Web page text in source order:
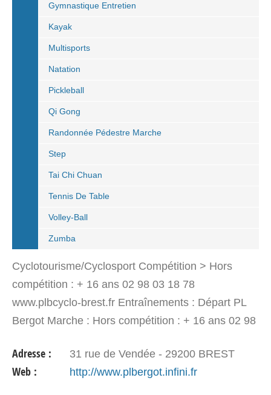
Gymnastique Entretien
Kayak
Multisports
Natation
Pickleball
Qi Gong
Randonnée Pédestre Marche
Step
Tai Chi Chuan
Tennis De Table
Volley-Ball
Zumba
Cyclotourisme/Cyclosport Compétition > Hors
compétition : + 16 ans 02 98 03 18 78
www.plbcyclo-brest.fr Entraînements : Départ PL
Bergot Marche : Hors compétition : + 16 ans 02 98
Sorties régulières le…
Adresse : 31 rue de Vendée - 29200 BREST
Web : http://www.plbergot.infini.fr